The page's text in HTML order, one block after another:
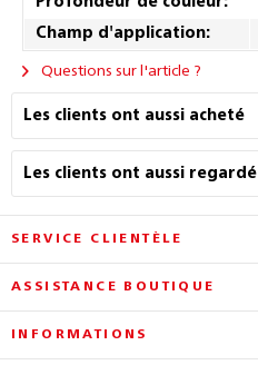
Champ d'application:
Questions sur l'article ?
Les clients ont aussi acheté
Les clients ont aussi regardé
SERVICE CLIENTÈLE
ASSISTANCE BOUTIQUE
INFORMATIONS